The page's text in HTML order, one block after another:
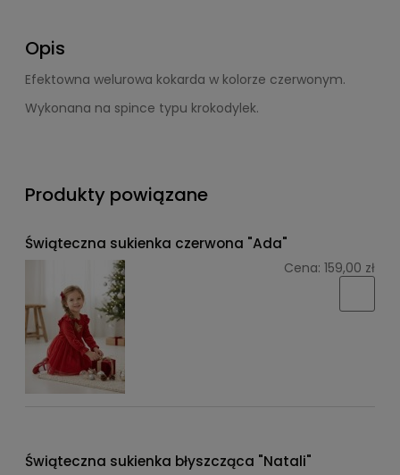
Opis
Efektowna welurowa kokarda w kolorze czerwonym.
Wykonana na spince typu krokodylek.
Produkty powiązane
Świąteczna sukienka czerwona "Ada"
Cena: 159,00 zł
Świąteczna sukienka błyszcząca "Natali"